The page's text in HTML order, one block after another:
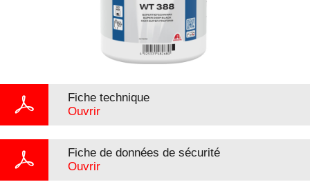
Fiche technique
Ouvrir
Fiche de données de sécurité
Ouvrir